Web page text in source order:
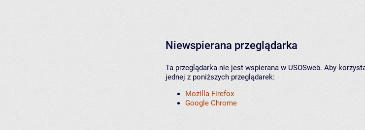
Niewspierana przeglądarka
Ta przeglądarka nie jest wspierana w USOSweb. Aby
jednej z poniższych przeglądarek:
Mozilla Firefox
Google Chrome